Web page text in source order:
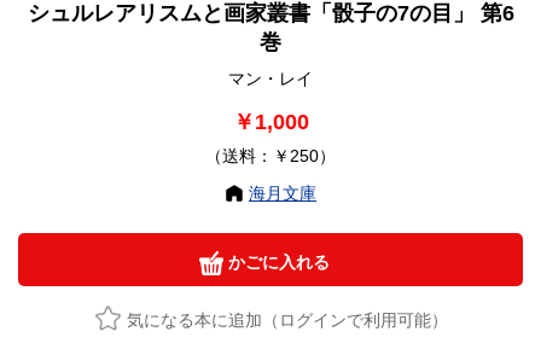
シュルレアリスムと画家叢書「骰子の7の目」 第6
巻
マン・レイ
￥1,000
（送料：￥250）
海月文庫
かごに入れる
気になる本に追加（ログインで利用可能）